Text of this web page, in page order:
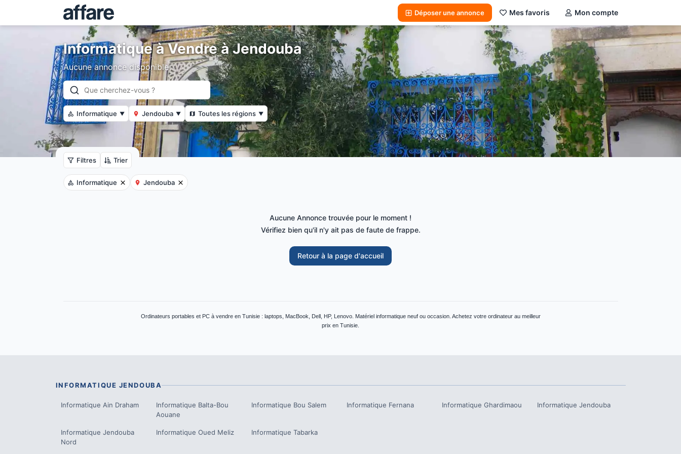
Déposer une annonce Mes favoris Mon compte
Informatique à Vendre à Jendouba
Aucune annonce disponible
Informatique ▼ Jendouba ▼ Toutes les régions ▼
Filtres Trier
Informatique Jendouba
Aucune Annonce trouvée pour le moment !
Vérifiez bien qu'il n'y ait pas de faute de frappe.
Retour à la page d'accueil
Ordinateurs portables et PC à vendre en Tunisie : laptops, MacBook, Dell, HP, Lenovo. Matériel informatique neuf ou occasion. Achetez votre ordinateur au meilleur
prix en Tunisie.
INFORMATIQUE JENDOUBA
Informatique Ain Draham Informatique Balta-Bou
Aouane
Informatique Bou Salem Informatique Fernana Informatique Ghardimaou Informatique Jendouba
Informatique Jendouba
Nord
Informatique Oued Meliz Informatique Tabarka